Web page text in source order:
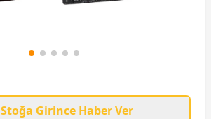
Stoğa Girince Haber Ver